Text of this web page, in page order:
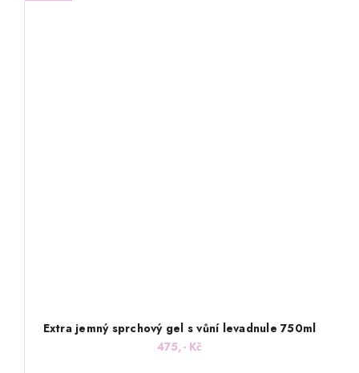
Extra jemný sprchový gel s vůní levadnule 750ml
475,- Kč